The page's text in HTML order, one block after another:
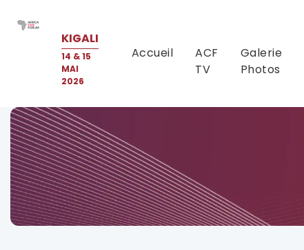
KIGALI
14 & 15
MAI
2026
Accueil
ACF
TV
Galerie
Photos